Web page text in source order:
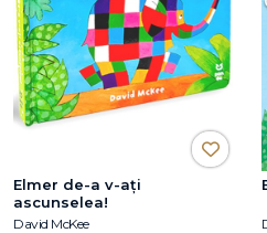
Elmer de-a v-ați
ascunselea!
David McKee